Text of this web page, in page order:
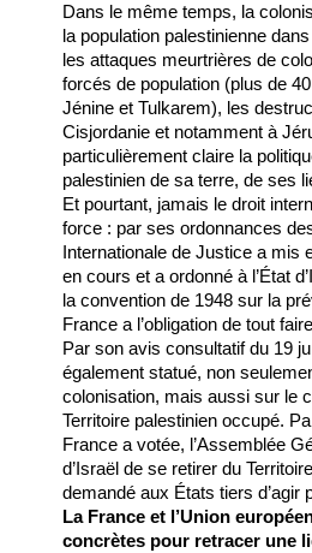
Dans le même temps, la
la population palestinienne
les attaques meurtrières de
forcés de population (plus de
Jénine et Tulkarem), les
Cisjordanie et notamment à
particulièrement claire la
palestinien de sa terre, de ses
Et pourtant, jamais le droit
force : par ses ordonnances
Internationale de Justice a mis
en cours et a ordonné à l’État
la convention de 1948 sur la
France a l’obligation de tout
Par son avis consultatif du 19
également statué, non
colonisation, mais aussi sur le
Territoire palestinien occupé.
France a votée, l’Assemblée
d’Israël de se retirer du
demandé aux États tiers d’agir
La France et l’Union
concrètes pour retracer une